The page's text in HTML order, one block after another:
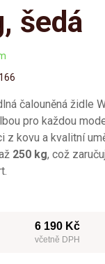
šedá
čalouněná židle
pro každou
z kovu a kvalitní
250 kg, což
6 190 Kč
včetně DPH